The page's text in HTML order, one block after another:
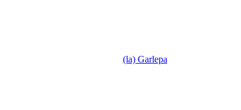
(la) Garlepa